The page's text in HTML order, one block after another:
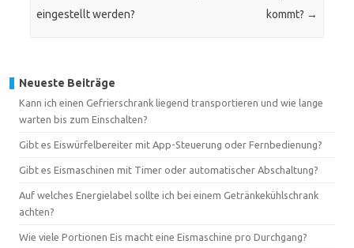
eingestellt werden?
kommt? →
Neueste Beiträge
Kann ich einen Gefrierschrank liegend transportieren und wie lange
warten bis zum Einschalten?
Gibt es Eiswürfelbereiter mit App-Steuerung oder Fernbedienung?
Gibt es Eismaschinen mit Timer oder automatischer Abschaltung?
Auf welches Energielabel sollte ich bei einem Getränkekühlschrank
achten?
Wie viele Portionen Eis macht eine Eismaschine pro Durchgang?